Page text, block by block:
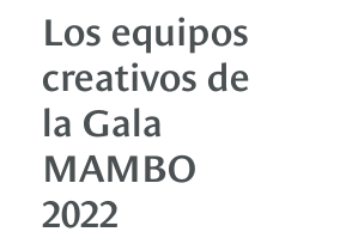
Los equipos
creativos de
la Gala
MAMBO
2022